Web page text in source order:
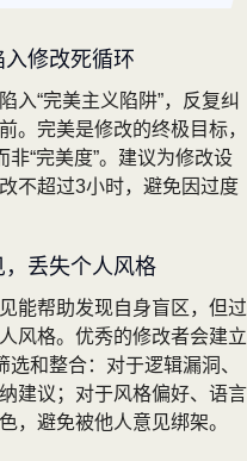
修改死循环
入“完美主义陷阱”，反复纠
。完美是修改的终极目标，
非“完美度”。建议为修改设
不超过3小时，避免因过度
丢失个人风格
能帮助发现自身盲区，但过
风格。优秀的修改者会建立
选和整合：对于逻辑漏洞、
建议；对于风格偏好、语言
，避免被他人意见绑架。